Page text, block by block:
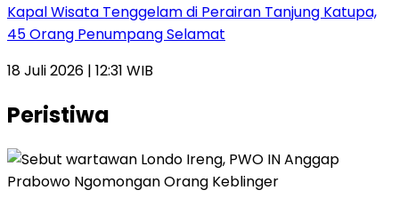
Kapal Wisata Tenggelam di Perairan Tanjung Katupa,
45 Orang Penumpang Selamat
18 Juli 2026 | 12:31 WIB
Peristiwa